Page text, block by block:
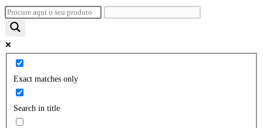
Exact matches only
Search in title